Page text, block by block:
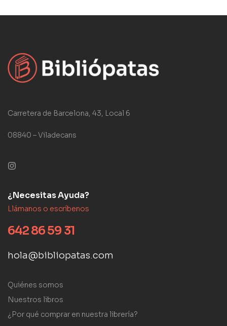
Carretera de Barcelona, 43, Local 6
08840 – Viladecans
¿Necesitas Ayuda?
Llámanos o escríbenos
642 86 59 31
hola@bibliopatas.com
Quiénes somos
Nuestros libros
¿Por qué comprar en nuestra librería?